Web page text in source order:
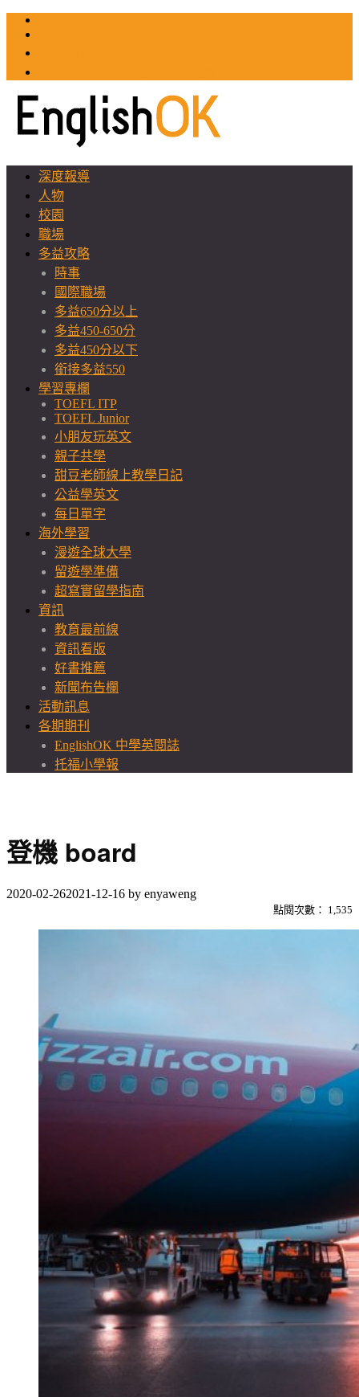
深度報導
人物
校園
職場
多益攻略
時事
國際職場
多益650分以上
多益450-650分
多益450分以下
銜接多益550
學習專欄
TOEFL ITP
TOEFL Junior
小朋友玩英文
親子共學
甜豆老師線上教學日記
公益學英文
每日單字
海外學習
漫遊全球大學
留遊學準備
超寫實留學指南
資訊
教育最前線
資訊看版
好書推薦
新聞布告欄
活動訊息
各期期刊
EnglishOK 中學英閱誌
托福小學報
登機 board
2020-02-262021-12-16 by enyaweng
點閱次數： 1,535